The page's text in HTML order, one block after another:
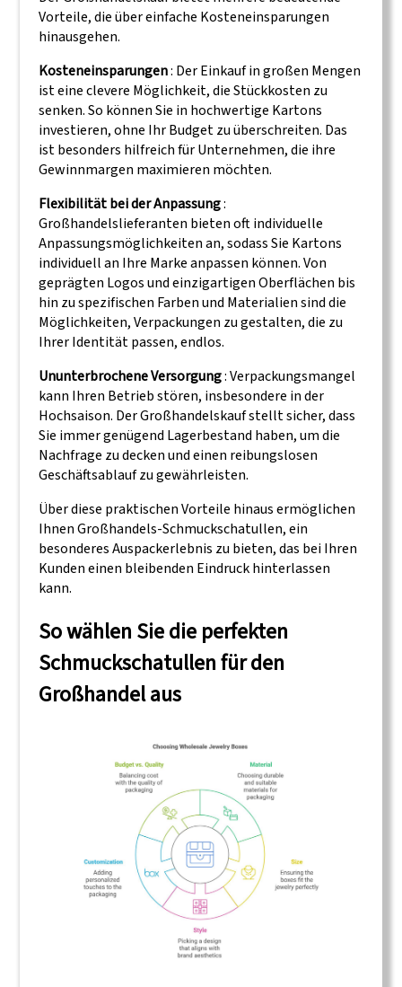
Vorteile, die über einfache Kosteneinsparungen
hinausgehen.
Kosteneinsparungen: Der Einkauf in großen Mengen
ist eine clevere Möglichkeit, die Stückkosten zu
senken. So können Sie in hochwertige Kartons
investieren, ohne Ihr Budget zu überschreiten. Das
ist besonders hilfreich für Unternehmen, die ihre
Gewinnmargen maximieren möchten.
Flexibilität bei der Anpassung:
Großhandelslieferanten bieten oft individuelle
Anpassungsmöglichkeiten an, sodass Sie Kartons
individuell an Ihre Marke anpassen können. Von
geprägten Logos und einzigartigen Oberflächen bis
hin zu spezifischen Farben und Materialien sind die
Möglichkeiten, Verpackungen zu gestalten, die zu
Ihrer Identität passen, endlos.
Ununterbrochene Versorgung: Verpackungsmangel
kann Ihren Betrieb stören, insbesondere in der
Hochsaison. Der Großhandelskauf stellt sicher, dass
Sie immer genügend Lagerbestand haben, um die
Nachfrage zu decken und einen reibungslosen
Geschäftsablauf zu gewährleisten.
Über diese praktischen Vorteile hinaus ermöglichen
Ihnen Großhandels-Schmuckschatullen, ein
besonderes Auspackerlebnis zu bieten, das bei Ihren
Kunden einen bleibenden Eindruck hinterlassen
kann.
So wählen Sie die perfekten
Schmuckschatullen für den
Großhandel aus